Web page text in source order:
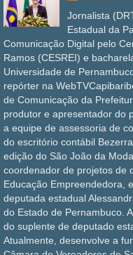
Jornalista
Estadual da
Comunicação Digital pelo
Ramos (CESREI) e
Universidade de
repórter na
de Comunicação da
produtor e apresentador do
a equipe de assessoria de
do escritório contábil
edição do São João da
coordenador de projetos de
Educação Empreendedora,
deputada estadual
do Estado de Pernambuco.
do suplente de deputado
Atualmente, desenvolve a